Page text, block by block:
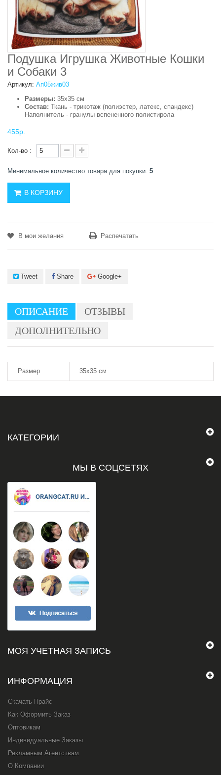
Подушка Игрушка Животные Кошки
и Собаки 3
Артикул: Ап05жив03
Размеры: 35х35 см
Состав: Ткань - трикотаж (полиэстер, латекс, спандекс)
Наполнитель - гранулы вспененного полистирола
455р.
Кол-во :
Минимальное количество товара для покупки: 5
В КОРЗИНУ
В мои желания Распечатать
Tweet Share Google+
ОПИСАНИЕ
ОТЗЫВЫ
ДОПОЛНИТЕЛЬНО
Размер 35х35 см
КАТЕГОРИИ
МЫ В СОЦСЕТЯХ
МОЯ УЧЕТНАЯ ЗАПИСЬ
ИНФОРМАЦИЯ
Скачать Прайс
Как Оформить Заказ
Оптовикам
Индивидуальные Заказы
Рекламным Агентствам
О Компании